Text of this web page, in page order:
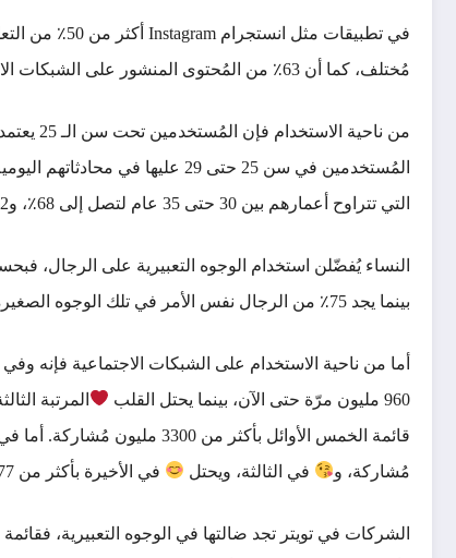
مُختلف، كما أن 63٪ من المُحتوى المنشور على الشبكات الاجتماعية هو صور بالأساس.
المُستخدمين في سن 25 حتى 29
التي تتراوح أعمارهم بين 30 حتى 35 عام لتصل إلى 68٪، و62٪ عند المُستخدمين فوق 35 عام.
بينما يجد 75٪ من الرجال نفس الأمر في تلك الوجوه الصغيرة.
أما من ناحية الاستخدام على الشبكات الاجتماعية فإنه
960 مليون مرّة حتى الآن، بينما يحتل القلب
المرتبة الثالثة بأكثر من
مُشاركة، و
في الثالثة، ويحتل في الأخيرة بأكثر من 1677 ألف مُشاركة.
الشركات في تويتر تجد ضالتها في الوجوه التعبيرية،